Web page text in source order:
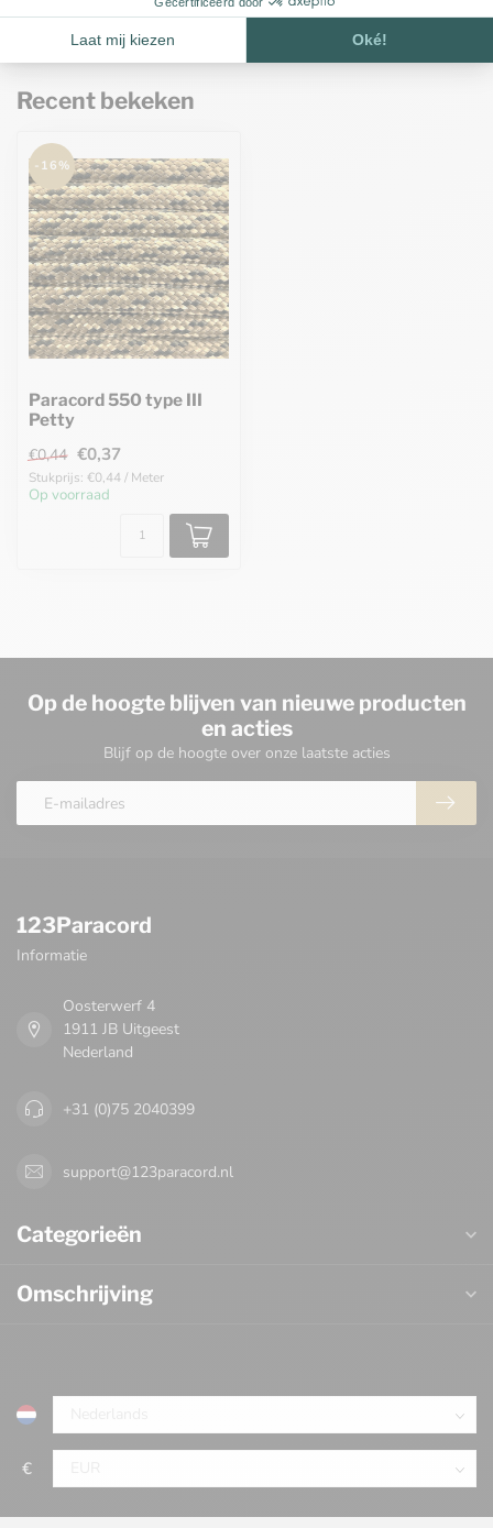
Recent bekeken
-16%
Paracord 550 type III
Petty
€0,44 €0,37
Stukprijs: €0,44 / Meter
Op voorraad
Op de hoogte blijven van nieuwe producten
en acties
Blijf op de hoogte over onze laatste acties
123Paracord
Informatie
Oosterwerf 4
1911 JB Uitgeest
Nederland
+31 (0)75 2040399
support@123paracord.nl
Categorieën
Omschrijving
€